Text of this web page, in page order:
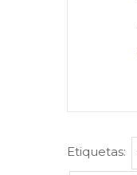
Etiquetas: